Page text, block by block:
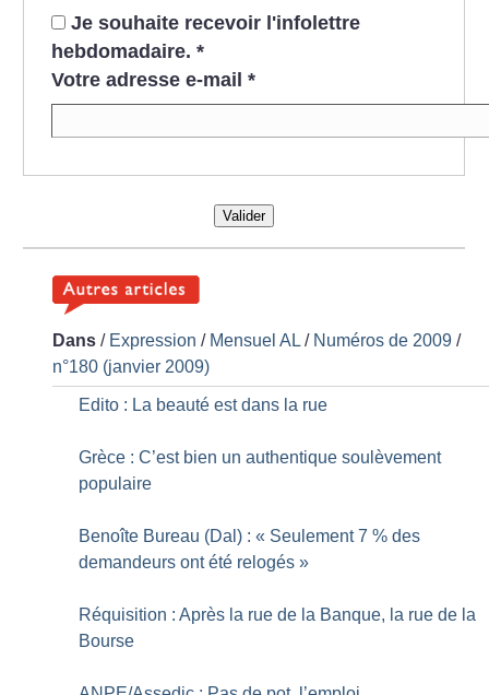
Je souhaite recevoir l'infolettre
hebdomadaire. *
Votre adresse e-mail *
Valider
Dans / Expression / Mensuel AL / Numéros de 2009 /
n°180 (janvier 2009)
Edito : La beauté est dans la rue
Grèce : C’est bien un authentique soulèvement
populaire
Benoîte Bureau (Dal) : « Seulement 7 % des
demandeurs ont été relogés »
Réquisition : Après la rue de la Banque, la rue de la
Bourse